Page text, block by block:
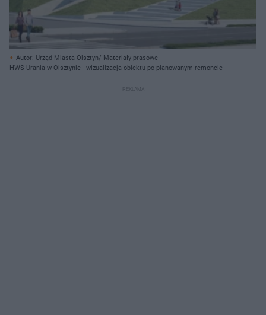
Autor: Urząd Miasta Olsztyn/ Materiały prasowe
HWS Urania w Olsztynie - wizualizacja obiektu po planowanym remoncie